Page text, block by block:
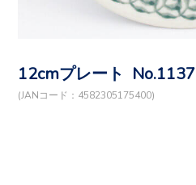
12cmプレート No.1137
(JANコード：4582305175400)